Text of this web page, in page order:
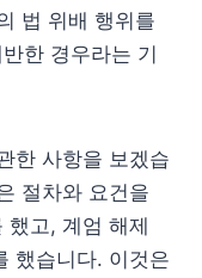
법 위배 행위를
한 경우라는 기
한 사항을 보겠습
절차와 요건을
했고, 계엄 해제
했습니다. 이것은